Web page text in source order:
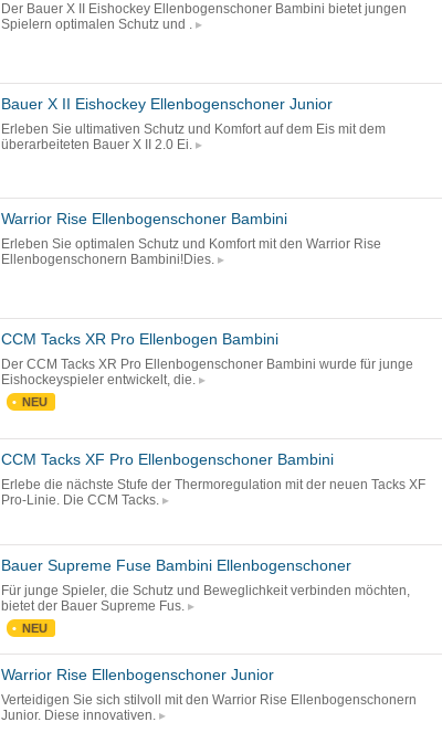
Der Bauer X II Eishockey Ellenbogenschoner Bambini bietet jungen
Spielern optimalen Schutz und .
Bauer X II Eishockey Ellenbogenschoner Junior
Erleben Sie ultimativen Schutz und Komfort auf dem Eis mit dem
überarbeiteten Bauer X II 2.0 Ei.
Warrior Rise Ellenbogenschoner Bambini
Erleben Sie optimalen Schutz und Komfort mit den Warrior Rise
Ellenbogenschonern Bambini!Dies.
CCM Tacks XR Pro Ellenbogen Bambini
Der CCM Tacks XR Pro Ellenbogenschoner Bambini wurde für junge
Eishockeyspieler entwickelt, die.
NEU
CCM Tacks XF Pro Ellenbogenschoner Bambini
Erlebe die nächste Stufe der Thermoregulation mit der neuen Tacks XF
Pro-Linie. Die CCM Tacks.
Bauer Supreme Fuse Bambini Ellenbogenschoner
Für junge Spieler, die Schutz und Beweglichkeit verbinden möchten,
bietet der Bauer Supreme Fus.
NEU
Warrior Rise Ellenbogenschoner Junior
Verteidigen Sie sich stilvoll mit den Warrior Rise Ellenbogenschonern
Junior. Diese innovativen.